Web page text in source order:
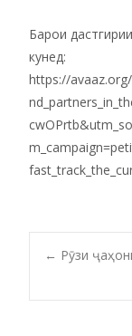
Барои
кунед:
https://
← Рӯзи